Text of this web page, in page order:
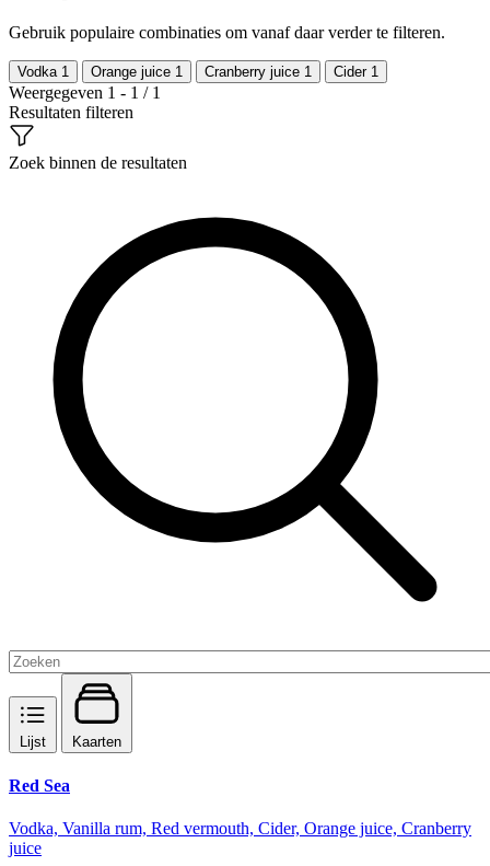
Gebruik populaire combinaties om vanaf daar verder te filteren.
Vodka 1 Orange juice 1 Cranberry juice 1 Cider 1
Weergegeven 1 - 1 / 1
Resultaten filteren
Zoek binnen de resultaten
Lijst Kaarten
Red Sea
Vodka, Vanilla rum, Red vermouth, Cider, Orange juice, Cranberry
juice